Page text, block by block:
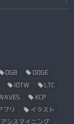
DGB DOGE
IOTW LTC
XCP
プリ イラスト
アシスマイニング